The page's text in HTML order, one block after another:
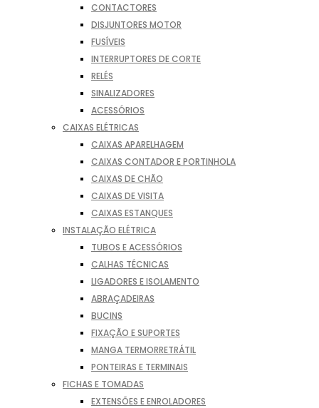
CONTACTORES
DISJUNTORES MOTOR
FUSÍVEIS
INTERRUPTORES DE CORTE
RELÉS
SINALIZADORES
ACESSÓRIOS
CAIXAS ELÉTRICAS
CAIXAS APARELHAGEM
CAIXAS CONTADOR E PORTINHOLA
CAIXAS DE CHÃO
CAIXAS DE VISITA
CAIXAS ESTANQUES
INSTALAÇÃO ELÉTRICA
TUBOS E ACESSÓRIOS
CALHAS TÉCNICAS
LIGADORES E ISOLAMENTO
ABRAÇADEIRAS
BUCINS
FIXAÇÃO E SUPORTES
MANGA TERMORRETRÁTIL
PONTEIRAS E TERMINAIS
FICHAS E TOMADAS
EXTENSÕES E ENROLADORES